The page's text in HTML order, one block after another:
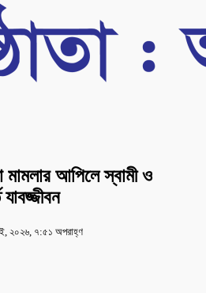
আপিলে স্বামী ও
২০২৬, ৭:৫১ অপরাহ্ণ